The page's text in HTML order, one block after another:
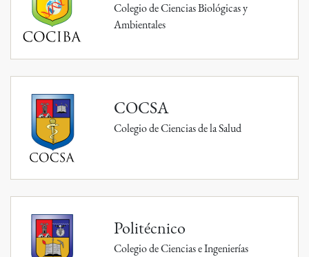
Colegio de Ciencias Biológicas y
Ambientales
COCSA
Colegio de Ciencias de la Salud
Politécnico
Colegio de Ciencias e Ingenierías